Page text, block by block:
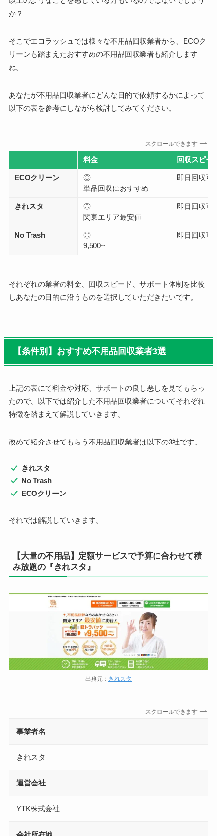
か？
そこでエコラッシュでは様々な不用品回収業者から、 ECOク
リーンも踏まえたおすすめの不用品回収業者も紹介します
ね。
あなたが不用品回収業者にどんな目的で依頼するかによって
以下の表を参考にしながら検討してみてください。
スクロールできます
料金 回収スピー
ECOクリーン
◎
単品回収におすすめ
即日回収可
きれスタ
◎
関東エリア最安値
即日回収可
No Trash
◎
9,500~
即日回収可
それぞれの業者の料金、回収スピード、サポート体制を比較
しあなたの目的に沿うものを選択していただきたいです。
【条件別】おすすめ不用品回収業者3選
上記の表にて料金や対応、サポートの良し悪しを見てもらっ
たので、以下では紹介した不用品回収業者についてそれぞれ
特徴を踏まえて解説していきます。
改めて紹介させてもらう不用品回収業者は以下の3社です。
きれスタ
No Trash
ECOクリーン
それでは解説していきます。
【大量の不用品】定額サービスで予算に合わせて積
み放題の『きれスタ』
出典元： きれスタ
スクロールできます
事業者名
きれスタ
運営会社
YTK株式会社
会社所在地